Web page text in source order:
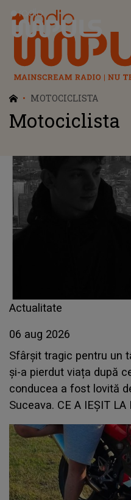
Radio Impuls
MOTOCICLISTA
Motociclista
Actualitate
06 aug 2026
Sfârșit tragic pentru un
și-a pierdut viața după
conducea a fost lovită
Suceava. CE A IEȘIT
verificărilor?